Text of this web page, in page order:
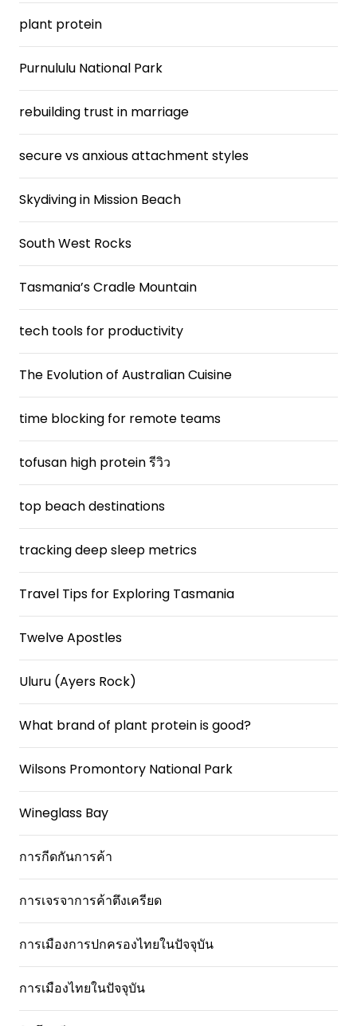
plant protein
Purnululu National Park
rebuilding trust in marriage
secure vs anxious attachment styles
Skydiving in Mission Beach
South West Rocks
Tasmania’s Cradle Mountain
tech tools for productivity
The Evolution of Australian Cuisine
time blocking for remote teams
tofusan high protein รีวิว
top beach destinations
tracking deep sleep metrics
Travel Tips for Exploring Tasmania
Twelve Apostles
Uluru (Ayers Rock)
What brand of plant protein is good?
Wilsons Promontory National Park
Wineglass Bay
การกีดกันการค้า
การเจรจาการค้าตึงเครียด
การเมืองการปกครองไทยในปัจจุบัน
การเมืองไทยในปัจจุบัน